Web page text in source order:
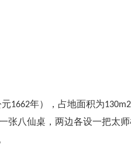
1662年），占地面积为
张八仙桌，两边各设一把太